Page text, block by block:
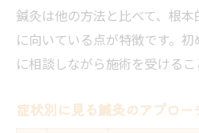
鍼灸は他の方法と比べて、根
に向いている点が特徴です。
に相談しながら施術を受けるこ
症状別に見る鍼灸のアプロー